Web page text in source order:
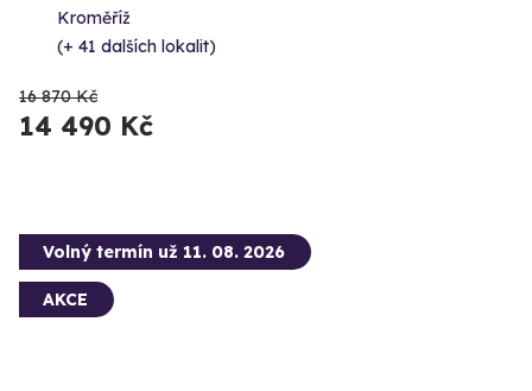
Kroměříž
(+ 41 dalších lokalit)
16 870 Kč
14 490 Kč
Volný termín už 11. 08. 2026
AKCE